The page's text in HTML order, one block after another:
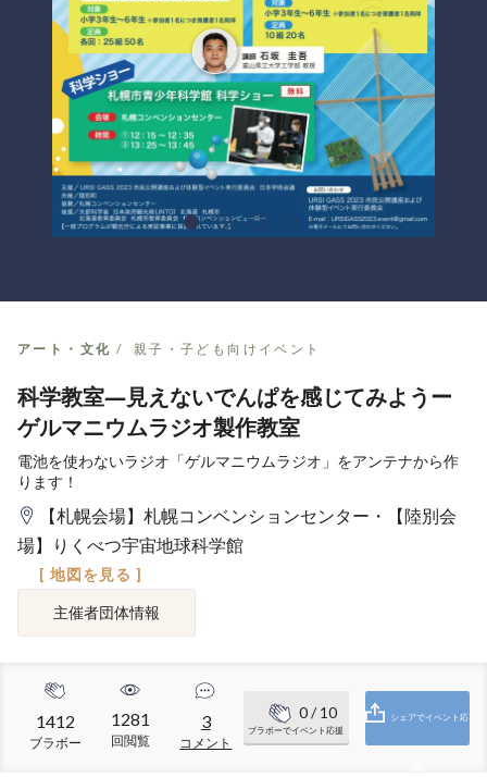
アート・文化 親子・子ども向けイベント
科学教室―見えないでんぱを感じてみようー
ゲルマニウムラジオ製作教室
電池を使わないラジオ「ゲルマニウムラジオ」をアンテナから作
ります！
【札幌会場】札幌コンベンションセンター・【陸別会
場】りくべつ宇宙地球科学館
[ 地図を見る ]
主催者団体情報
1412
ブラボー
1281
回閲覧
3
コメント
0/ 10
ブラボーでイベント応援
シェアでイベント応